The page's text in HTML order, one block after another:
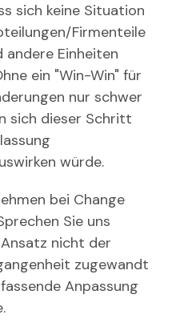
sich keine Situation
Firmenteile
Einheiten
ein "Win-Win" für
nur schwer
sich dieser Schritt
würde.
bei Change
Sie uns
nicht der
zugewandt
Anpassung